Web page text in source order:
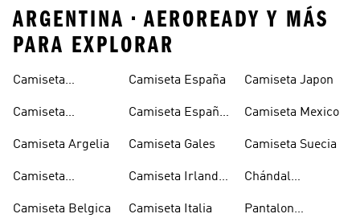
ARGENTINA • AEROREADY Y MÁS
PARA EXPLORAR
Camiseta
Camiseta
Camiseta Argelia
Camiseta
Camiseta Belgica
Camiseta España
Camiseta España
Camiseta Gales
Camiseta Irlanda
Camiseta Italia
Camiseta Japon
Camiseta Mexico
Camiseta Suecia
Chándal
Española
Pantalon